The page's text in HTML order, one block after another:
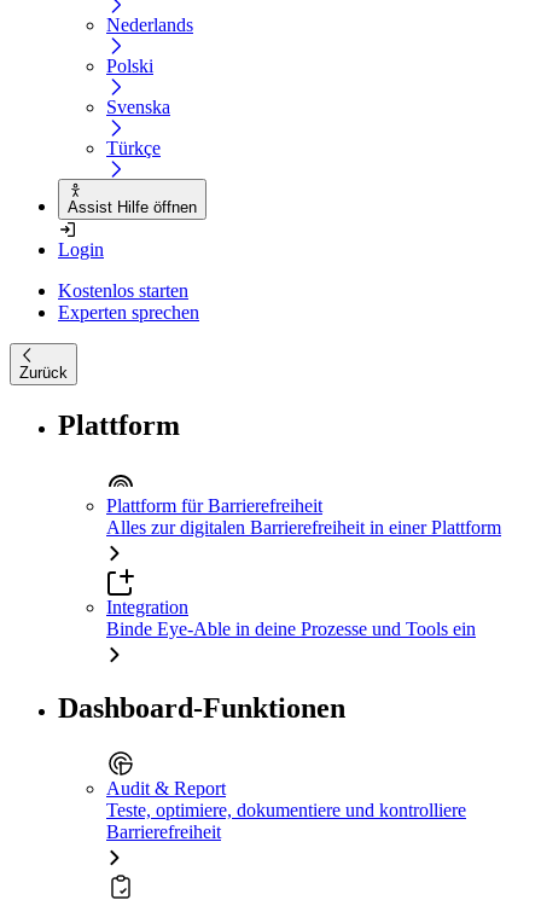
Nederlands
Polski
Svenska
Türkçe
Assist Hilfe öffnen
Login
Kostenlos starten
Experten sprechen
Zurück
Plattform
Plattform für Barrierefreiheit
Alles zur digitalen Barrierefreiheit in einer Plattform
Integration
Binde Eye-Able in deine Prozesse und Tools ein
Dashboard-Funktionen
Audit & Report
Teste, optimiere, dokumentiere und kontrolliere
Barrierefreiheit